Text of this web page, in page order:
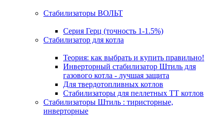
Стабилизаторы ВОЛЬТ
Серия Герц (точность 1-1.5%)
Стабилизатор для котла
Теория: как выбрать и купить правильно!
Инверторный стабилизатор Штиль для
газового котла - лучшая защита
Для твердотопливных котлов
Стабилизаторы для пеллетных ТТ котлов
Стабилизаторы Штиль : тиристорные,
инверторные